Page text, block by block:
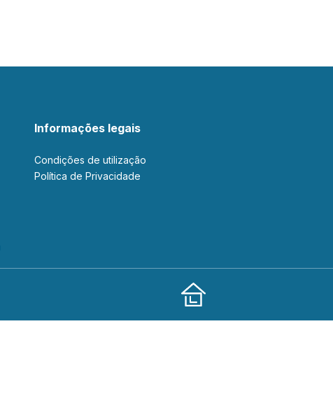
Informações legais
Condições de utilização
Política de Privacidade